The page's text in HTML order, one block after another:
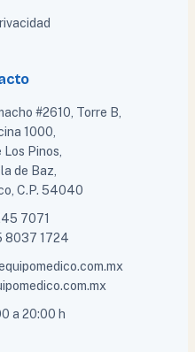
#2610, Torre B,
1000,
Pinos,
de Baz,
C.P. 54040
7071
8037 1724
a 20:00 h